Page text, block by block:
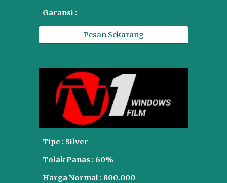
Garansi : -
Pesan Sekarang
Tipe : Silver
Tolak Panas : 60%
Harga Normal : 800.000